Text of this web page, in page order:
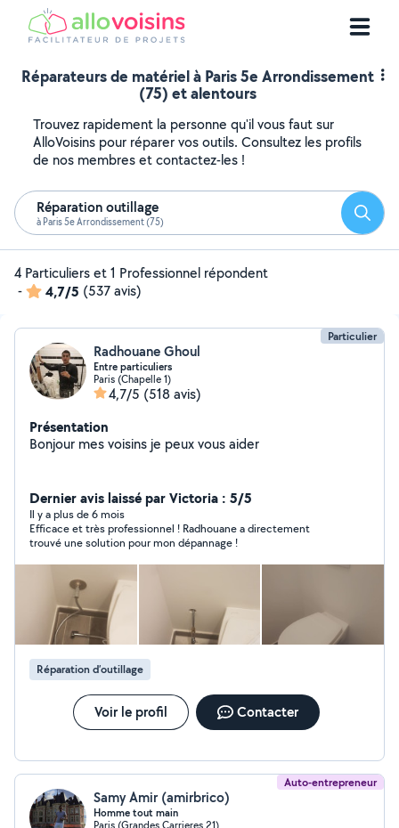
Réparateurs de matériel à Paris 5e Arrondissement
(75) et alentours
Trouvez rapidement la personne qu'il vous faut sur
AlloVoisins pour réparer vos outils. Consultez les profils
de nos membres et contactez-les !
Réparation outillage
à Paris 5e Arrondissement (75)
4 Particuliers et 1 Professionnel répondent
-
4,7/5 (537 avis)
Particulier
Radhouane Ghoul
Entre particuliers
Paris (Chapelle 1)
4,7/5 (518 avis)
Présentation
Bonjour mes voisins je peux vous aider
Dernier avis laissé par Victoria : 5/5
Il y a plus de 6 mois
Efficace et très professionnel ! Radhouane a directement
trouvé une solution pour mon dépannage !
Réparation d’outillage
Voir le profil Contacter
Auto-entrepreneur
Samy Amir (amirbrico)
Homme tout main
Paris (Grandes Carrieres 21)